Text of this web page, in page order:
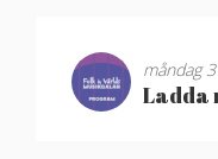
måndag
Ladda